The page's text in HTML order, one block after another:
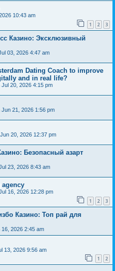
10:43 am
1 2 3
Казино: Эксклюзивный
03, 2026 4:47 am
Dating Coach to improve
and in real life?
Jul 20, 2026 4:15 pm
Jun 21, 2026 1:56 pm
20, 2026 12:37 pm
Безопасный азарт
23, 2026 8:43 am
16, 2026 12:28 pm
1 2 3
Казино: Топ рай для
2026 2:45 am
13, 2026 9:56 am
1 2